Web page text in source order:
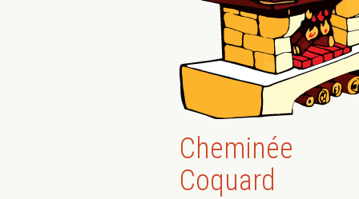
Cheminée
Coquard